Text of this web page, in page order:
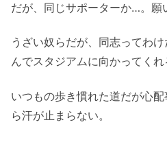
だが、同じサポーターか…。願
うざい奴らだが、同志ってわ
んでスタジアムに向かってくれ
いつもの歩き慣れた道だが心
ら汗が止まらない。